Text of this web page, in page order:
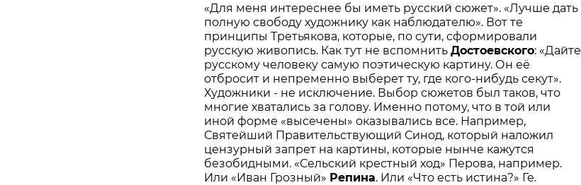
«Для меня интереснее бы иметь русский сюжет». «Лучше дать
полную свободу художнику как наблюдателю». Вот те
принципы Третьякова, которые, по сути, сформировали
русскую живопись. Как тут не вспомнить Достоевского: «Дайте
русскому человеку самую поэтическую картину. Он её
отбросит и непременно выберет ту, где кого-нибудь секут».
Художники - не исключение. Выбор сюжетов был таков, что
многие хватались за голову. Именно потому, что в той или
иной форме «высечены» оказывались все. Например,
Святейший Правительствующий Синод, который наложил
цензурный запрет на картины, которые нынче кажутся
безобидными. «Сельский крестный ход» Перова, например.
Или «Иван Грозный» Репина. Или «Что есть истина?» Ге.